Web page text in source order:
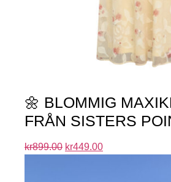
🌼 BLOMMIG
FRÅN SISTERS
kr899.00 kr449.00